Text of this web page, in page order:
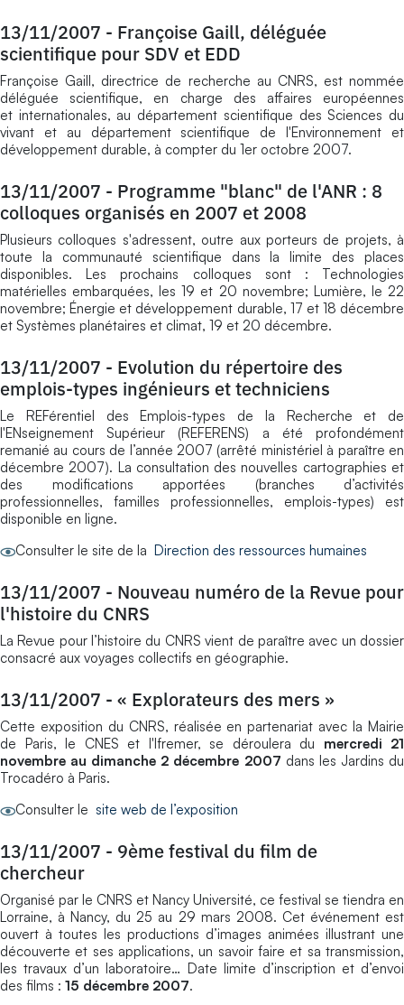
13/11/2007 - Françoise Gaill, déléguée
scientifique pour SDV et EDD
Françoise Gaill, directrice de recherche au CNRS, est nommée
déléguée scientifique, en charge des affaires européennes
et internationales, au département scientifique des Sciences du
vivant et au département scientifique de l'Environnement et
développement durable, à compter du 1er octobre 2007.
13/11/2007 - Programme "blanc" de l'ANR : 8
colloques organisés en 2007 et 2008
Plusieurs colloques s'adressent, outre aux porteurs de projets, à
toute la communauté scientifique dans la limite des places
disponibles. Les prochains colloques sont : Technologies
matérielles embarquées, les 19 et 20 novembre; Lumière, le 22
novembre; Énergie et développement durable, 17 et 18 décembre
et Systèmes planétaires et climat, 19 et 20 décembre.
13/11/2007 - Evolution du répertoire des
emplois-types ingénieurs et techniciens
Le REFérentiel des Emplois-types de la Recherche et de
l'ENseignement Supérieur (REFERENS) a été profondément
remanié au cours de l’année 2007 (arrêté ministériel à paraître en
décembre 2007). La consultation des nouvelles cartographies et
des modifications apportées (branches d’activités
professionnelles, familles professionnelles, emplois-types) est
disponible en ligne.
Consulter le site de la Direction des ressources humaines
13/11/2007 - Nouveau numéro de la Revue pour
l'histoire du CNRS
La Revue pour l’histoire du CNRS vient de paraître avec un dossier
consacré aux voyages collectifs en géographie.
13/11/2007 - « Explorateurs des mers »
Cette exposition du CNRS, réalisée en partenariat avec la Mairie
de Paris, le CNES et l'Ifremer, se déroulera du mercredi 21
novembre au dimanche 2 décembre 2007 dans les Jardins du
Trocadéro à Paris.
Consulter le site web de l’exposition
13/11/2007 - 9ème festival du film de
chercheur
Organisé par le CNRS et Nancy Université, ce festival se tiendra en
Lorraine, à Nancy, du 25 au 29 mars 2008. Cet événement est
ouvert à toutes les productions d’images animées illustrant une
découverte et ses applications, un savoir faire et sa transmission,
les travaux d’un laboratoire… Date limite d’inscription et d’envoi
des films : 15 décembre 2007.